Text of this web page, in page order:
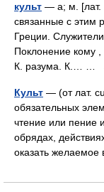
культ — а; м. [лат.
связанные с этим
Греции. Служители
Поклонение кому ,
К. разума. К.… …
Культ — (от лат.
обязательных
чтение или пение
обрядах,
оказать